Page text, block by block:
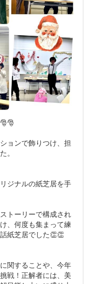
ョンで飾りつけ、担
。
ジナルの紙芝居を手
トーリーで構成され
、何度も集まって練
紙芝居でした👏👏
関することや、今年
戦！正解者には、美